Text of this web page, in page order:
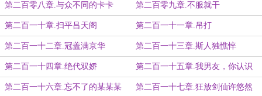
第二百零八章.与众不同的卡卡 第二百零九章.不服就干
第二百一十章.扫平吕天阁 第二百一十一章.吊打
第二百一十二章.冠盖满京华 第二百一十三章.斯人独憔悴
第二百一十四章.绝代双娇 第二百一十五章.我男友，你认识
第二百一十六章.忘不了的某某某 第二百一十七章.狂放剑仙许悠然